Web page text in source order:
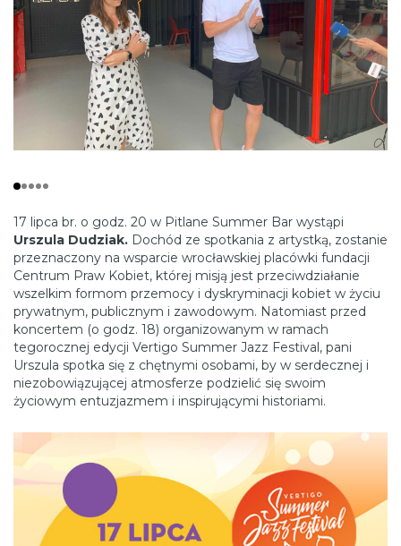
17 lipca br. o godz. 20 w Pitlane Summer Bar wystąpi
Urszula Dudziak. Dochód ze spotkania z artystką, zostanie
przeznaczony na wsparcie wrocławskiej placówki fundacji
Centrum Praw Kobiet, której misją jest przeciwdziałanie
wszelkim formom przemocy i dyskryminacji kobiet w życiu
prywatnym, publicznym i zawodowym. Natomiast przed
koncertem (o godz. 18) organizowanym w ramach
tegorocznej edycji Vertigo Summer Jazz Festival, pani
Urszula spotka się z chętnymi osobami, by w serdecznej i
niezobowiązującej atmosferze podzielić się swoim
życiowym entuzjazmem i inspirującymi historiami.